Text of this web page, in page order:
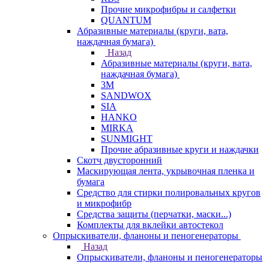
Прочие микрофибры и салфетки
QUANTUM
Абразивные материалы (круги, вата,
наждачная бумага)
Назад
Абразивные материалы (круги, вата,
наждачная бумага)
3М
SANDWOX
SIA
HANKO
MIRKA
SUNMIGHT
Прочие абразивные круги и наждачки
Скотч двусторонний
Маскирующая лента, укрывочная пленка и
бумага
Средство для стирки полировальных кругов
и микрофибр
Средства защиты (перчатки, маски...)
Комплекты для вклейки автостекол
Опрыскиватели, фланоны и пеногенераторы
Назад
Опрыскиватели, фланоны и пеногенераторы